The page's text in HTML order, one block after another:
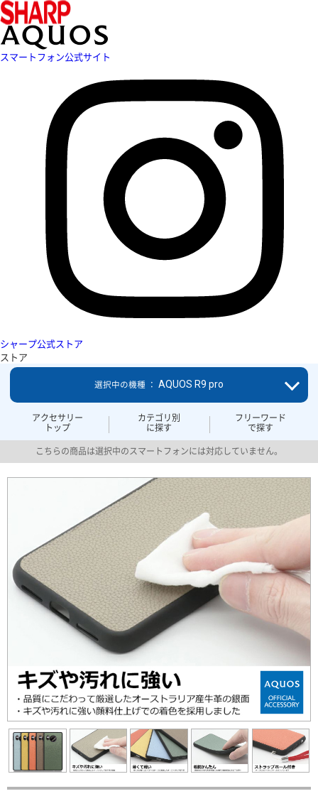
スマートフォン公式サイト
シャープ公式ストア
ストア
アクセサリー
トップ
カテゴリ別
に探す
フリーワード
で探す
選択中の機種 ： AQUOS R9 pro
こちらの商品は選択中のスマートフォンには対応していません。